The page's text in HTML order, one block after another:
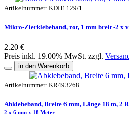
Artikelnummer: KDH1129/1
Mikro-Zierklebeband, rot, 1 mm breit -2 x
2.20 €
Preis inkl. 19.00% MwSt. zzgl.
in den Warenkorb
Artikelnummer: KR493268
Abklebeband, Breite 6 mm, Länge 18 m, 2
2 x 6 mm x 18 Meter